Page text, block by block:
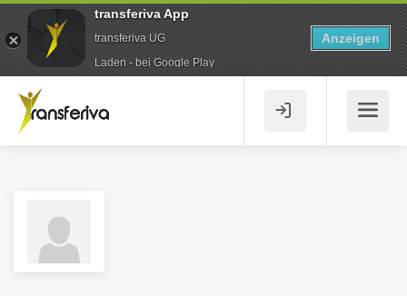
transferiva App
transferiva UG
Laden - bei Google Play
Anzeigen